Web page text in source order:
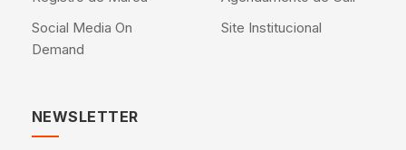
Social Media On
Demand
Site Institucional
NEWSLETTER